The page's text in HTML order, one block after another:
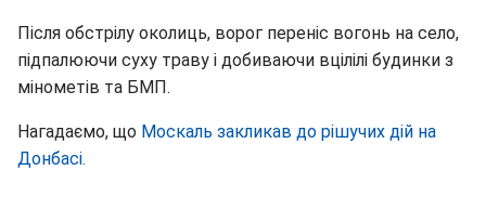
Після обстрілу околиць, ворог переніс вогонь на село,
підпалюючи суху траву і добиваючи вцілілі будинки з
мінометів та БМП.
Нагадаємо, що Москаль закликав до рішучих дій на
Донбасі.